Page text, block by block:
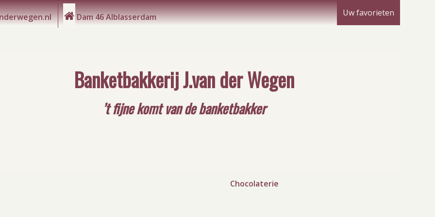
Dam 46 Alblasserdam Uw favorieten
Banketbakkerij J.van der Wegen
’t fijne komt van de banketbakker
Chocolaterie